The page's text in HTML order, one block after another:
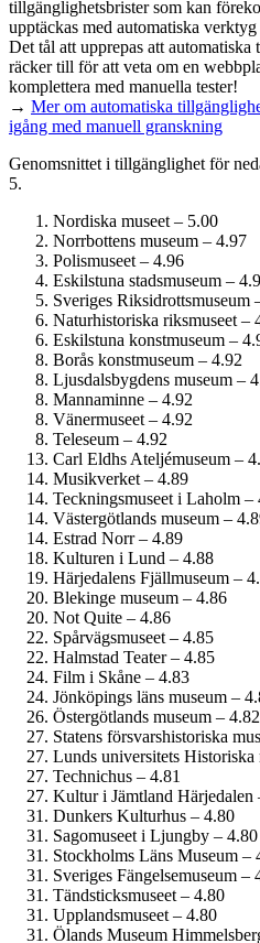
tillgänglighets­brister som kan
upptäckas med automatiska
Det tål att upprepas att
räcker till för att veta om en
komplettera med manuella tester!
→ Mer om automatiska
igång med manuell granskning
Genomsnittet i tillgänglighet för
5.
Nordiska museet – 5.00
Norrbottens museum – 4.97
Polismuseet – 4.96
Eskilstuna stadsmuseum –
Sveriges Riksidrottsmuseum
Naturhistoriska riksmuseet –
Eskilstuna konstmuseum –
Borås konstmuseum – 4.92
Ljusdals­bygdens museum –
Mannaminne – 4.92
Vänermuseet – 4.92
Teleseum – 4.92
Carl Eldhs Ateljémuseum –
Musikverket – 4.89
Teckningsmuseet i Laholm –
Västergötlands museum –
Estrad Norr – 4.89
Kulturen i Lund – 4.88
Härjedalens Fjällmuseum –
Blekinge museum – 4.86
Not Quite – 4.86
Spårvägsmuseet – 4.85
Halmstad Teater – 4.85
Film i Skåne – 4.83
Jönköpings läns museum –
Östergötlands museum – 4.82
Statens försvars­historiska
Lunds universitets Historiska
Technichus – 4.81
Kultur i Jämtland Härjedalen
Dunkers Kulturhus – 4.80
Sagomuseet i Ljungby – 4.80
Stockholms Läns Museum –
Sveriges Fängelsemuseum –
Tändsticks­museet – 4.80
Upplands­museet – 4.80
Ölands Museum